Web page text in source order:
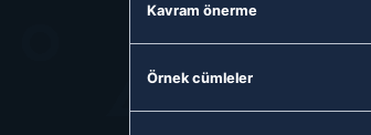
Kavram önerme
Örnek cümleler